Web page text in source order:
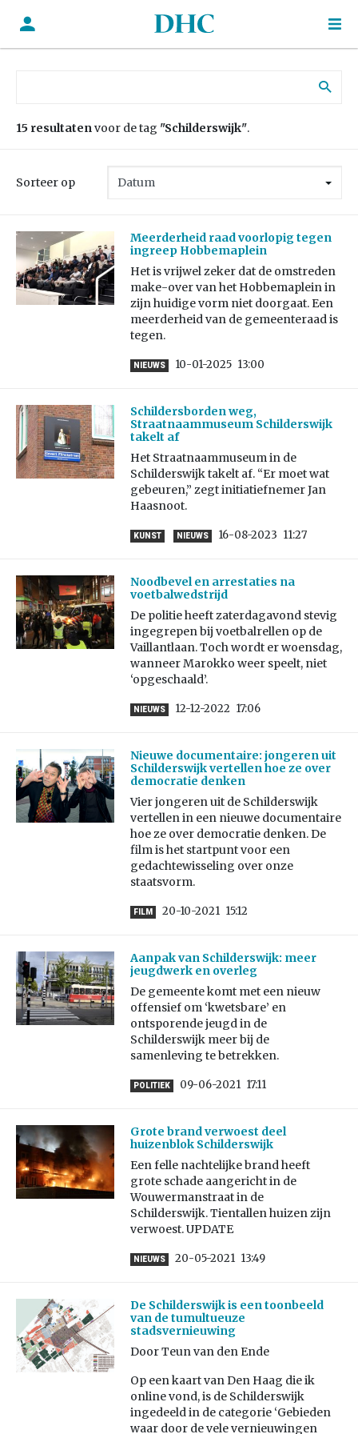
15 resultatenvoor de tag "Schilderswijk".
Sorteer op
Meerderheid raad voorlopig tegen
ingreep Hobbemaplein
Het is vrijwel zeker dat de omstreden
make-over van het Hobbemaplein in
zijn huidige vorm niet doorgaat. Een
meerderheid van de gemeenteraad is
tegen.
NIEUWS 10-01-2025 13:00
Schildersborden weg,
Straatnaammuseum Schilderswijk
takelt af
Het Straatnaammuseum in de
Schilderswijk takelt af. “Er moet wat
gebeuren,” zegt initiatiefnemer Jan
Haasnoot.
KUNST NIEUWS 16-08-2023 11:27
Noodbevel en arrestaties na
voetbalwedstrijd
De politie heeft zaterdagavond stevig
ingegrepen bij voetbalrellen op de
Vaillantlaan. Toch wordt er woensdag,
wanneer Marokko weer speelt, niet
‘opgeschaald’.
NIEUWS 12-12-2022 17:06
Nieuwe documentaire: jongeren uit
Schilderswijk vertellen hoe ze over
democratie denken
Vier jongeren uit de Schilderswijk
vertellen in een nieuwe documentaire
hoe ze over democratie denken. De
film is het startpunt voor een
gedachtewisseling over onze
staatsvorm.
FILM 20-10-2021 15:12
Aanpak van Schilderswijk: meer
jeugdwerk en overleg
De gemeente komt met een nieuw
offensief om ‘kwetsbare’ en
ontsporende jeugd in de
Schilderswijk meer bij de
samenleving te betrekken.
POLITIEK 09-06-2021 17:11
Grote brand verwoest deel
huizenblok Schilderswijk
Een felle nachtelijke brand heeft
grote schade aangericht in de
Wouwermanstraat in de
Schilderswijk. Tientallen huizen zijn
verwoest. UPDATE
NIEUWS 20-05-2021 13:49
De Schilderswijk is een toonbeeld
van de tumultueuze
stadsvernieuwing
Door Teun van den Ende
Op een kaart van Den Haag die ik
online vond, is de Schilderswijk
ingedeeld in de categorie ‘Gebieden
waar door de vele vernieuwingen